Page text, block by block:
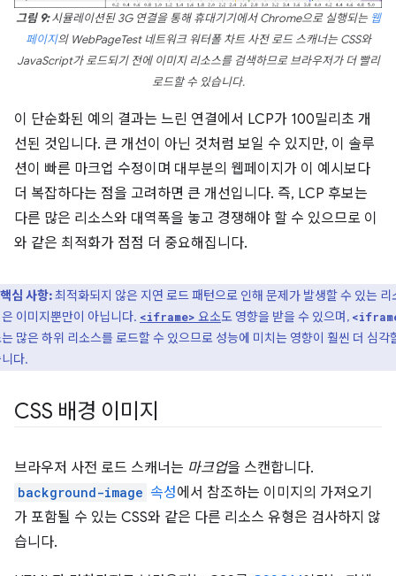
그림 9:시뮬레이션된 3G 연결을 통해 휴대기기에서 Chrome으로 실행되는 웹
페이지의 WebPageTest 네트워크 워터폴 차트 사전 로드 스캐너는 CSS와
JavaScript가 로드되기 전에 이미지 리소스를 검색하므로 브라우저가 더 빨리
로드할 수 있습니다.
이 단순화된 예의 결과는 느린 연결에서 LCP가 100밀리초 개
선된 것입니다. 큰 개선이 아닌 것처럼 보일 수 있지만, 이 솔루
션이 빠른 마크업 수정이며 대부분의 웹페이지가 이 예시보다
더 복잡하다는 점을 고려하면 큰 개선입니다. 즉, LCP 후보는
다른 많은 리소스와 대역폭을 놓고 경쟁해야 할 수 있으므로 이
와 같은 최적화가 점점 더 중요해집니다.
핵심 사항:최적화되지 않은 지연 로드 패턴으로 인해 문제가 발생할 수 있는 리
이미지뿐만이 아닙니다. <iframe> 요소도 영향을 받을 수 있으며,
많은 하위 리소스를 로드할 수 있으므로 성능에 미치는 영향이 훨씬 더 심각
다.
CSS 배경 이미지
브라우저 사전 로드 스캐너는 마크업을 스캔합니다.
background-image 속성에서 참조하는 이미지의 가져오기
가 포함될 수 있는 CSS와 같은 다른 리소스 유형은 검사하지 않
습니다.